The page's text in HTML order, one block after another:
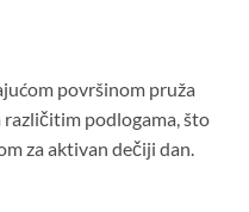
površinom pruža
podlogama, što
za aktivan dečiji dan.